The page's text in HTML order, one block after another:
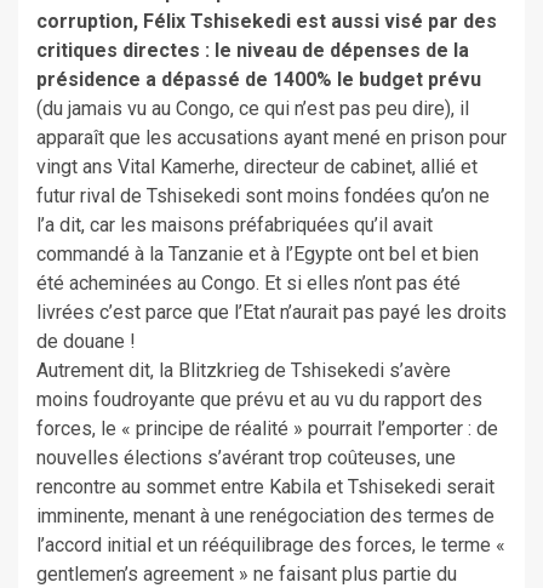
corruption, Félix Tshisekedi est aussi visé par des
critiques directes : le niveau de dépenses de la
présidence a dépassé de 1400% le budget prévu
(du jamais vu au Congo, ce qui n’est pas peu dire), il
apparaît que les accusations ayant mené en prison pour
vingt ans Vital Kamerhe, directeur de cabinet, allié et
futur rival de Tshisekedi sont moins fondées qu’on ne
l’a dit, car les maisons préfabriquées qu’il avait
commandé à la Tanzanie et à l’Egypte ont bel et bien
été acheminées au Congo. Et si elles n’ont pas été
livrées c’est parce que l’Etat n’aurait pas payé les droits
de douane !
Autrement dit, la Blitzkrieg de Tshisekedi s’avère
moins foudroyante que prévu et au vu du rapport des
forces, le « principe de réalité » pourrait l’emporter : de
nouvelles élections s’avérant trop coûteuses, une
rencontre au sommet entre Kabila et Tshisekedi serait
imminente, menant à une renégociation des termes de
l’accord initial et un rééquilibrage des forces, le terme «
gentlemen’s agreement » ne faisant plus partie du